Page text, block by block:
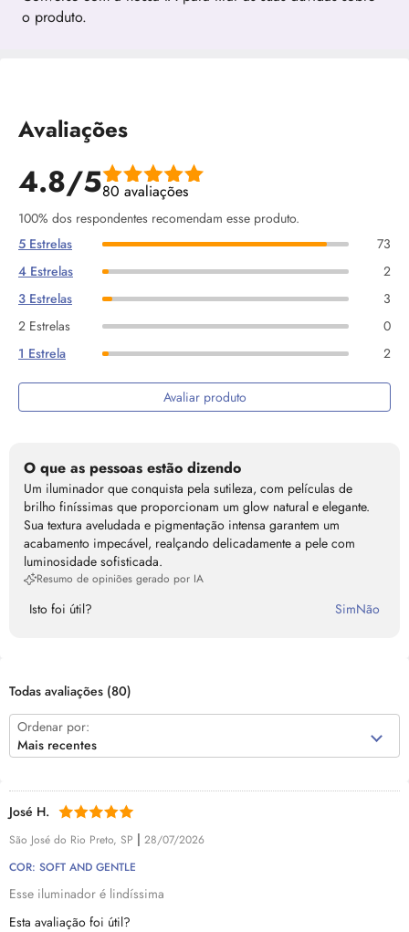
o produto.
Avaliações
4.8/580 avaliações
100% dos respondentes recomendam esse produto.
5 Estrelas
73
4 Estrelas
2
3 Estrelas
3
2 Estrelas
0
1 Estrela
2
Avaliar produto
O que as pessoas estão dizendo
Um iluminador que conquista pela sutileza, com películas de
brilho finíssimas que proporcionam um glow natural e elegante.
Sua textura aveludada e pigmentação intensa garantem um
acabamento impecável, realçando delicadamente a pele com
luminosidade sofisticada.
Resumo de opiniões gerado por IA
Isto foi útil? SimNão
Todas avaliações (80)
Ordenar por:
Mais recentes
José H.
São José do Rio Preto, SP | 28/07/2026
COR: SOFT AND GENTLE
Esse iluminador é lindíssima
Esta avaliação foi útil?